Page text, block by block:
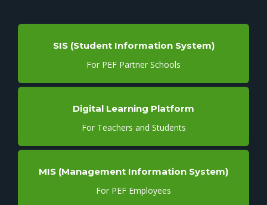
SIS (Student Information System)
For PEF Partner Schools
Digital Learning Platform
For Teachers and Students
MIS (Management Information System)
For PEF Employees